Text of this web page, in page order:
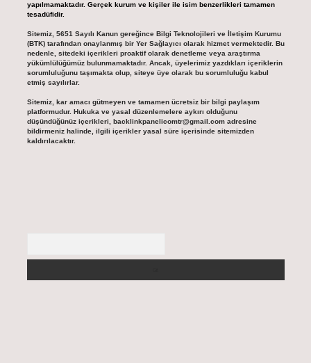
yapılmamaktadır. Gerçek kurum ve kişiler ile isim benzerlikleri tamamen
tesadüfidir.
Sitemiz, 5651 Sayılı Kanun gereğince Bilgi Teknolojileri ve İletişim Kurumu
(BTK) tarafından onaylanmış bir Yer Sağlayıcı olarak hizmet vermektedir. Bu
nedenle, sitedeki içerikleri proaktif olarak denetleme veya araştırma
yükümlülüğümüz bulunmamaktadır. Ancak, üyelerimiz yazdıkları içeriklerin
sorumluluğunu taşımakta olup, siteye üye olarak bu sorumluluğu kabul
etmiş sayılırlar.
Sitemiz, kar amacı gütmeyen ve tamamen ücretsiz bir bilgi paylaşım
platformudur. Hukuka ve yasal düzenlemelere aykırı olduğunu
düşündüğünüz içerikleri, backlinkpanelicomtr@gmail.comadresine
bildirmeniz halinde, ilgili içerikler yasal süre içerisinde sitemizden
kaldırılacaktır.